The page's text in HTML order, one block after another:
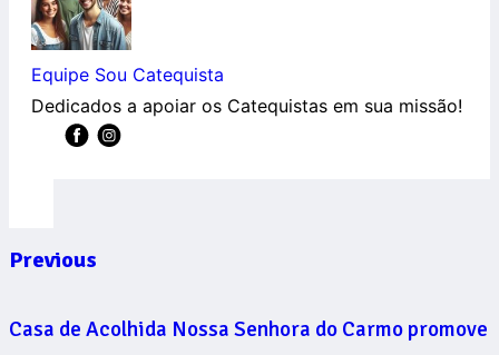
Equipe Sou Catequista
Dedicados a apoiar os Catequistas em sua missão!
Previous
Casa de Acolhida Nossa Senhora do Carmo promove